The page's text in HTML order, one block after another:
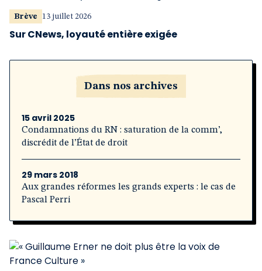
Brève 13 juillet 2026
Sur CNews, loyauté entière exigée
Dans nos archives
15 avril 2025
Condamnations du RN : saturation de la comm’,
discrédit de l’État de droit
29 mars 2018
Aux grandes réformes les grands experts : le cas de
Pascal Perri